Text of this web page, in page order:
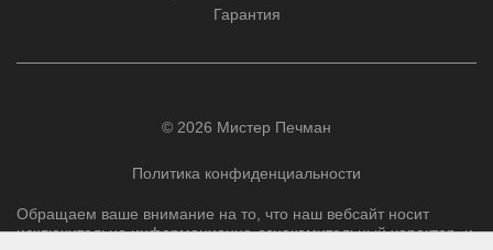
Гарантия
© 2026 Мистер Печман
Политика конфиденциальности
Обращаем ваше внимание на то, что наш вебсайт носит
исключительно информационно-ознакомительный характер, и